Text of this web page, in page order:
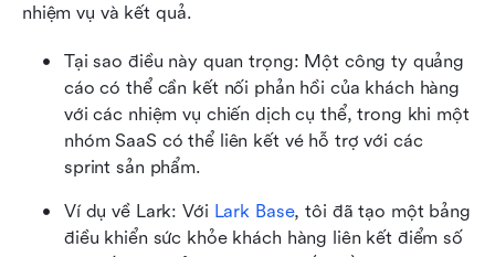
nhiệm vụ và kết quả.
Tại sao điều này quan trọng: Một công ty quảng
cáo có thể cần kết nối phản hồi của khách hàng
với các nhiệm vụ chiến dịch cụ thể, trong khi một
nhóm SaaS có thể liên kết vé hỗ trợ với các
sprint sản phẩm.
Ví dụ về Lark: Với Lark Base, tôi đã tạo một bảng
điều khiển sức khỏe khách hàng liên kết điểm số